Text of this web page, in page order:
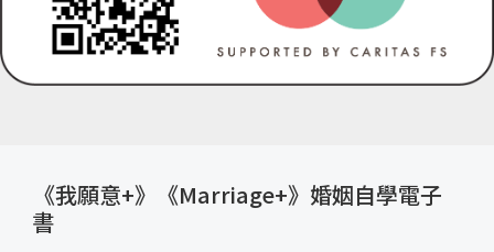
《我願意+》《Marriage+》婚姻自學電子
書